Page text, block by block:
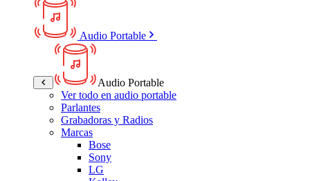
Audio Portable
Audio Portable
Ver todo en audio portable
Parlantes
Grabadoras y Radios
Marcas
Bose
Sony
LG